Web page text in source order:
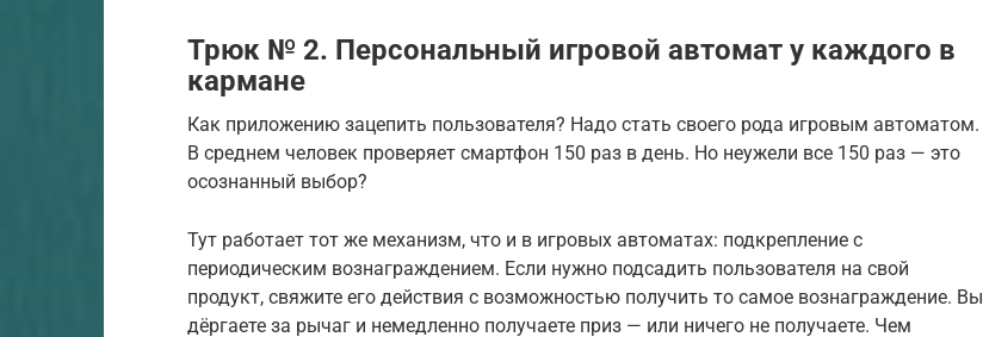
Трюк № 2. Персональный игровой автомат у каждого в
кармане
Как приложению зацепить пользователя? Надо стать своего рода игровым автоматом.
В среднем человек проверяет смартфон 150 раз в день. Но неужели все 150 раз — это
осознанный выбор?
Тут работает тот же механизм, что и в игровых автоматах: подкрепление с
периодическим вознаграждением. Если нужно подсадить пользователя на свой
продукт, свяжите его действия с возможностью получить то самое вознаграждение. Вы
дёргаете за рычаг и немедленно получаете приз — или ничего не получаете. Чем